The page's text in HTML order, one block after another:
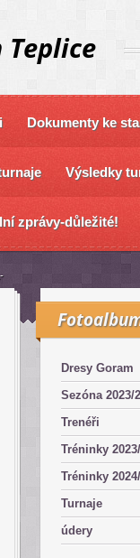
Dokumenty ke
Výsledky
zprávy-důležité!
Dresy Goram
Sezóna 2023/
Trenéři
Tréninky
Tréninky
Turnaje
údery